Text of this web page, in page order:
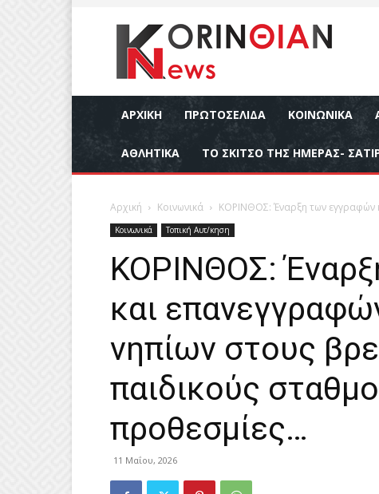
ΑΡΧΙΚΉ ΠΡΩΤΟΣΕΛΙΔΑ ΚΟΙΝΩΝΙΚΆ
ΑΘΛΗΤΙΚΆ ΤΟ ΣΚΙΤΣΟ ΤΗΣ ΗΜΕΡΑΣ-
Αρχική Κοινωνικά ΚΟΡΙΝΘΟΣ: Έναρξη των εγγραφών
Κοινωνικά Τοπική Αυτ/κηση
ΚΟΡΙΝΘΟΣ:
και
νηπίων στους
παιδικούς
προθεσμίες…
11 Μαΐου, 2026